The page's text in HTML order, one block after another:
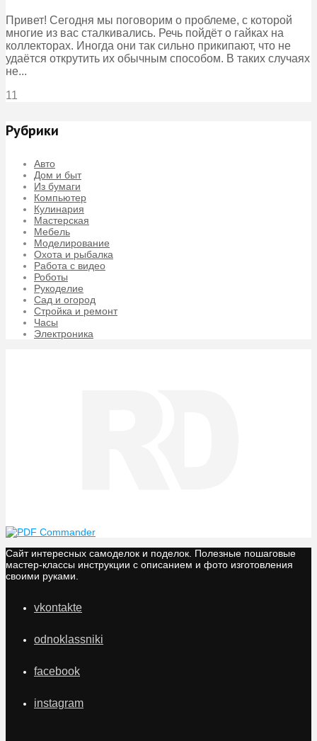
Привет! Сегодня мы поговорим о проблеме, с которой
многие из вас сталкивались. Речь пойдёт о гайках на
коллекторах. Иногда они так сильно прикипают, что не
удаётся открутить их обычным способом. В таких случаях
не...
11
Рубрики
Авто
Дом и быт
Из бумаги
Компьютер
Кулинария
Мастерская
Мебель
Моделирование
Охота и рыбалка
Работа с видео
Роботы
Рукоделие
Сад и огород
Стройка и ремонт
Часы
Электроника
Сайт интересных самоделок и поделок. Полезные пошаговые
мастер-классы инструкции с описанием и фото изготовления
своими руками.
vkontakte
odnoklassniki
facebook
instagram